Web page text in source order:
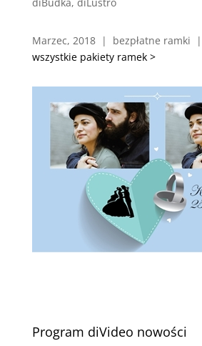
Marzec, 2018 | bezpłatne ramki |
wszystkie pakiety ramek >
Program diVideo nowości